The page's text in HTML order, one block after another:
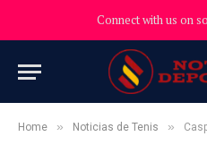
Connect with us on
Home » Noticias de Tenis » Casper